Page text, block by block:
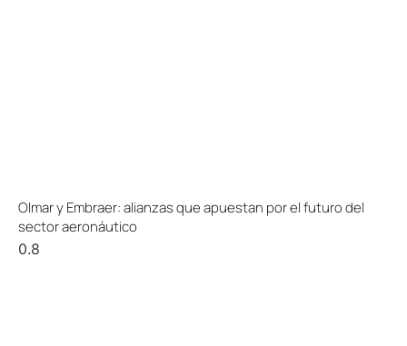
Olmar y Embraer: alianzas que apuestan por el futuro del
sector aeronáutico